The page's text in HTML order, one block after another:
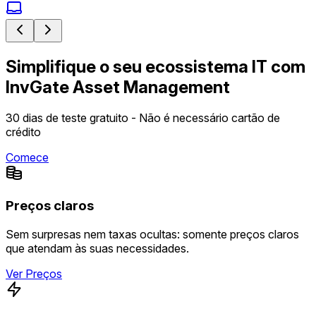
Simplifique o seu ecossistema IT com
InvGate Asset Management
30 dias de teste gratuito - Não é necessário cartão de
crédito
Comece
Preços claros
Sem surpresas nem taxas ocultas: somente preços claros
que atendam às suas necessidades.
Ver Preços